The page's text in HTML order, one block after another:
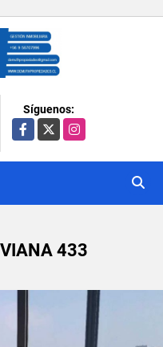
Síguenos:
Facebook
X Instagram
433